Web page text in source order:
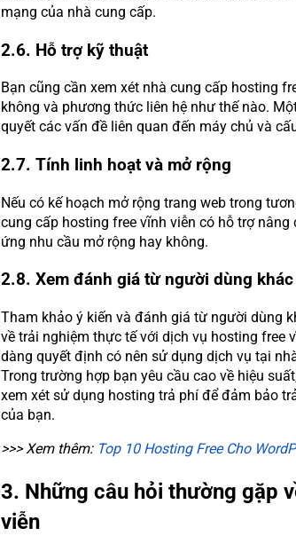
mạng của nhà cung cấp.
2.6. Hỗ trợ kỹ thuật
Bạn cũng cần xem xét nhà cung cấp hosting
không và phương thức liên hệ như thế nào.
quyết các vấn đề liên quan đến máy chủ và
2.7. Tính linh hoạt và mở rộng
Nếu có kế hoạch mở rộng trang web trong
cung cấp hosting free vĩnh viễn có hỗ trợ
ứng nhu cầu mở rộng hay không.
2.8. Xem đánh giá từ người dùng khác
Tham khảo ý kiến và đánh giá từ người dùng
về trải nghiệm thực tế với dịch vụ hosting free
dàng quyết định có nên sử dụng dịch vụ tại
Trong trường hợp bạn yêu cầu cao về hiệu
xem xét sử dụng hosting trả phí để đảm bảo
của bạn.
>>> Xem thêm: Top 10 Hosting Free Cho
3. Những câu hỏi thường gặp
viễn